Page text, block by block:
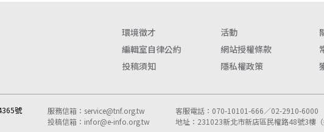
環境徵才 活動
編輯室自律公約
網站授權條款
投稿須知
隱私權政策
號 服務信箱： service@tnf.org.tw
投稿信箱： infor@e-info.org.tw
客服電話：070-10101-666／02-2910-6000
地址：231023新北市新店區民權路48號3樓（